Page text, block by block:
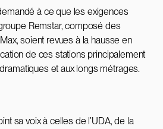
à ce que les exigences
Remstar, composé des
soient revues à la hausse en
de ces stations principalement
et aux longs métrages.
sa voix à celles de l’UDA, de la